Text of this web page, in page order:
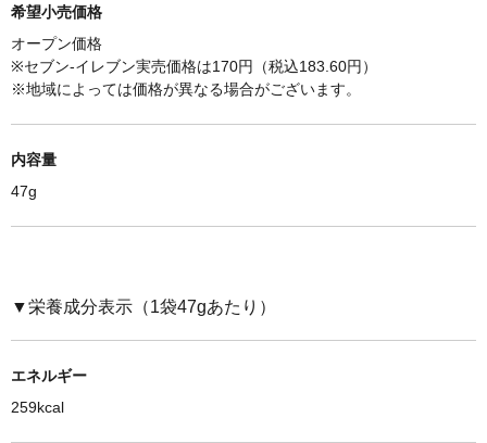
希望小売価格
オープン価格
※セブン-イレブン実売価格は170円（税込183.60円）
※地域によっては価格が異なる場合がございます。
内容量
47g
▼栄養成分表示（1袋47gあたり）
エネルギー
259kcal